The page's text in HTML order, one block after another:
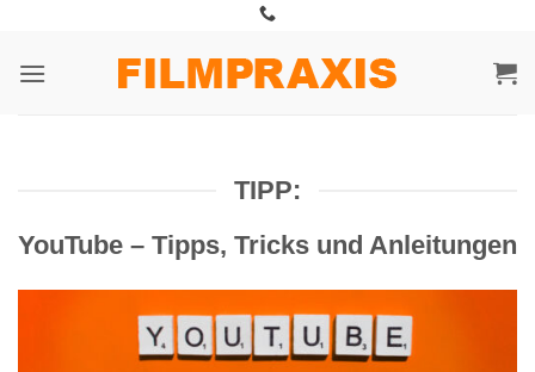
springen
TIPP:
YouTube – Tipps, Tricks und Anleitungen